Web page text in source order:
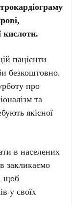
кислоти.
пацієнти
безкоштовно.
про
та
якісної
в населених
закликаємо
щоб
у своїх